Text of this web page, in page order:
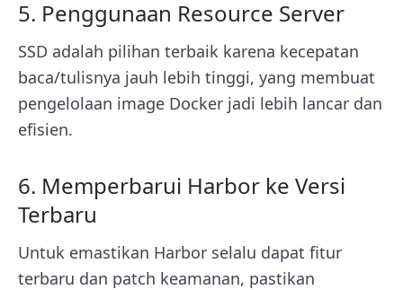
5. Penggunaan Resource Server
SSD adalah pilihan terbaik karena kecepatan
baca/tulisnya jauh lebih tinggi, yang membuat
pengelolaan image Docker jadi lebih lancar dan
efisien.
6. Memperbarui Harbor ke Versi
Terbaru
Untuk emastikan Harbor selalu dapat fitur
terbaru dan patch keamanan, pastikan